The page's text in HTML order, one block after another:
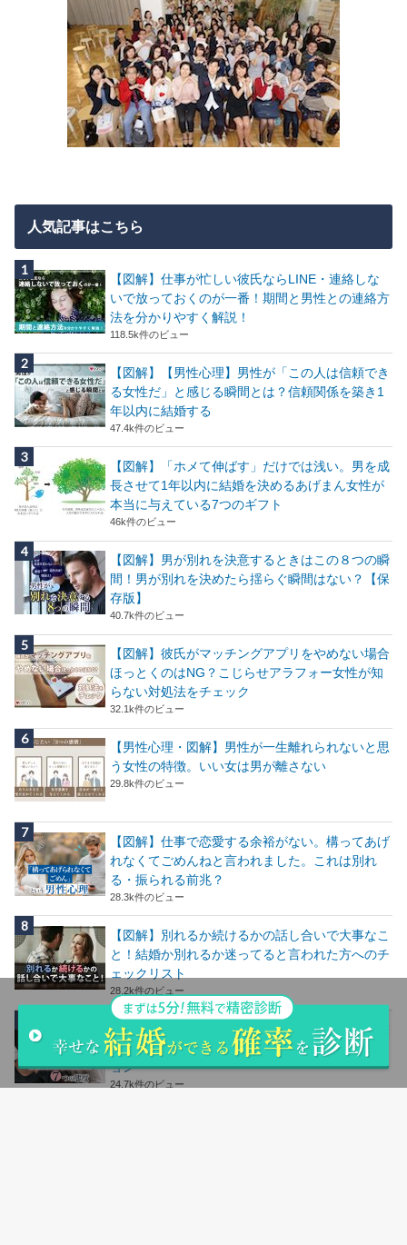
人気記事はこちら
【図解】仕事が忙しい彼氏ならLINE・連絡しな
いで放っておくのが一番！期間と男性との連絡方
法を分かりやすく解説！
118.5k件のビュー
【図解】【男性心理】男性が「この人は信頼でき
る女性だ」と感じる瞬間とは？信頼関係を築き1
年以内に結婚する
47.4k件のビュー
【図解】「ホメて伸ばす」だけでは浅い。男を成
長させて1年以内に結婚を決めるあげまん女性が
本当に与えている7つのギフト
46k件のビュー
【図解】男が別れを決意するときはこの８つの瞬
間！男が別れを決めたら揺らぐ瞬間はない？【保
存版】
40.7k件のビュー
【図解】彼氏がマッチングアプリをやめない場合
ほっとくのはNG？こじらせアラフォー女性が知
らない対処法をチェック
32.1k件のビュー
【男性心理・図解】男性が一生離れられないと思
う女性の特徴。いい女は男が離さない
29.8k件のビュー
【図解】仕事で恋愛する余裕がない。構ってあげ
れなくてごめんねと言われました。これは別れ
る・振られる前兆？
28.3k件のビュー
【図解】別れるか続けるかの話し合いで大事なこ
と！結婚か別れるか迷ってると言われた方へのチ
ェックリスト
28.2k件のビュー
【図解】男性が本当に大切な女性にとる７つの態
度｜本気で惚れた女性にだけするコミュニケーシ
ョン
24.7k件のビュー